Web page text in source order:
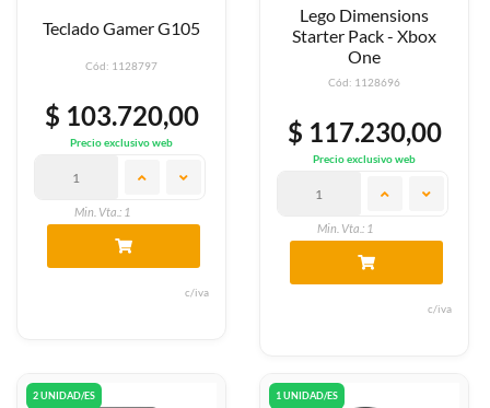
Teclado Gamer G105
Cód: 1128797
$ 103.720,00
Precio exclusivo web
Min. Vta.: 1
c/iva
Lego Dimensions
Starter Pack - Xbox
One
Cód: 1128696
$ 117.230,00
Precio exclusivo web
Min. Vta.: 1
c/iva
2 UNIDAD/ES 1 UNIDAD/ES